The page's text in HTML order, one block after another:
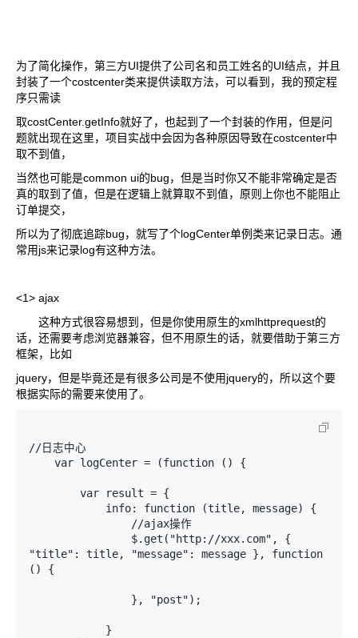
为了简化操作，第三方UI提供了公司名和员工姓名的UI结点，并且
封装了一个costcenter类来提供读取方法，可以看到，我的预定程
序只需读
取costCenter.getInfo就好了，也起到了一个封装的作用，但是问
题就出现在这里，项目实战中会因为各种原因导致在costcenter中
取不到值，
当然也可能是common ui的bug，但是当时你又不能非常确定是否
真的取到了值，但是在逻辑上就算取不到值，原则上你也不能阻止
订单提交，
所以为了彻底追踪bug，就写了个logCenter单例类来记录日志。通
常用js来记录log有这种方法。
<1> ajax
这种方式很容易想到，但是你使用原生的xmlhttprequest的
话，还需要考虑浏览器兼容，但不用原生的话，就要借助于第三方
框架，比如
jquery，但是毕竟还是有很多公司是不使用jquery的，所以这个要
根据实际的需要来使用了。
//日志中心
"title": title, "message": message }, function
() {